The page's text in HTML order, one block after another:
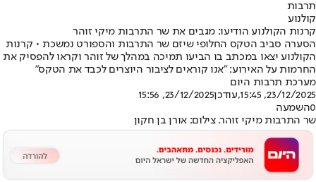
תרבות
קולנוע
קרנות הקולנוע הודיעו: מגבים את שר התרבות מיקי זוהר
הסערה סביב הטקס החלופי שיזם שר התרבות והספורט נמשכת • קרנות
הקולנוע יצאו במכתב בו הביעו תמיכה במהלך של זוהר וקראו להפסיק את
החרמות על האירוע: "אנו קוראים לציבור היוצרים לכבד את הטקס"
מערכת תרבות היום
23/12/2025, 15:45
,עודכן23/12/2025, 15:56
0השמעה
שר התרבות מיקי זוהר. צילום: אורן בן חקון